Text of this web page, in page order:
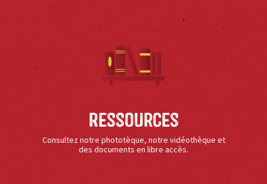
Ressources
Consultez notre phototèque, notre vidéothèque et
des documents en libre accès.